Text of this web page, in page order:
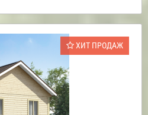
ХИТ ПРОДАЖ